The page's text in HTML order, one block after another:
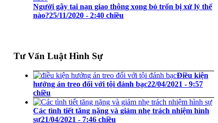
Người gây tai nạn giao thông xong bỏ trốn bị xử lý thế
nào?25/11/2020 - 2:40 chiều
Tư Vấn Luật Hình Sự
Điều kiện
hưởng án treo đối với tội đánh bạc22/04/2021 - 9:57
chiều
Các tình tiết tăng nặng và giảm nhẹ trách nhiệm hình
sự21/04/2021 - 7:46 chiều